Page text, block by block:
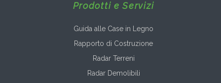
Prodotti e Servizi
Guida alle Case in Legno
Rapporto di Costruzione
Radar Terreni
Radar Demolibili